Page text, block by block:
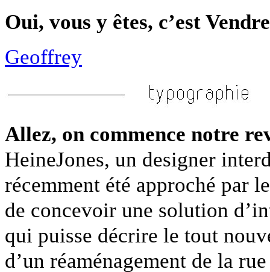
Oui, vous y êtes, c’est
Geoffrey
Allez, on commence notre
HeineJones, un designer
récemment été approché par
de concevoir une solution
qui puisse décrire le tout
d’un réaménagement de la